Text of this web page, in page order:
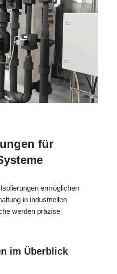
für
ermöglichen
in industriellen
werden präzise
im Überblick